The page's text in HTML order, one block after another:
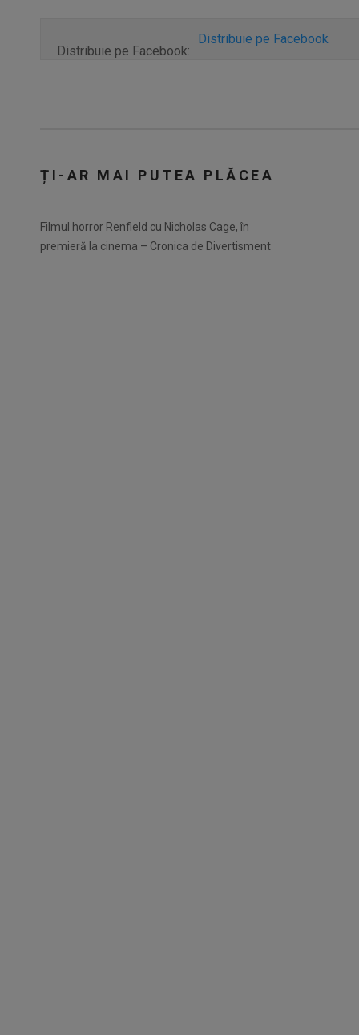
Distribuie pe Facebook:
Distribuie pe Facebook
ȚI-AR MAI PUTEA PLĂCEA
Filmul horror Renfield cu Nicholas Cage, în
premieră la cinema – Cronica de Divertisment